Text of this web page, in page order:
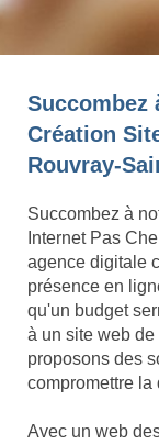
Succombez
Création
Rouvray-
Succombez à
Internet Pas
agence digitale
présence en
qu'un budget
à un site web
proposons des
compromettre la
Avec un web